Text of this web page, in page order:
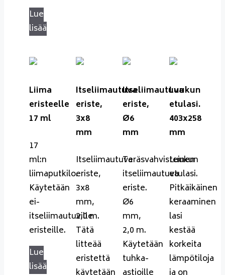
Lue
lisää
Liima
eristeelle
17 ml
17
ml:n
liimaputkilo.
Käytetään
ei-
itseliimautuville
eristeille.
Lue
lisää
Itseliimautuva
eriste,
3x8
mm
Itseliimautuva
eriste,
3x8
mm,
2,0 m.
Tätä
litteää
eristettä
Itseliimautuva
eriste,
Ø6
mm
Teräsvahvisteinen
itseliimautuva
eriste.
Ø6
mm,
2,0 m.
Käytetään
tuhka-
Luukun
etulasi.
403x258
mm
Luukun
etulasi.
Pitkäikäinen
keraaminen
lasi
kestää
korkeita
lämpötiloja